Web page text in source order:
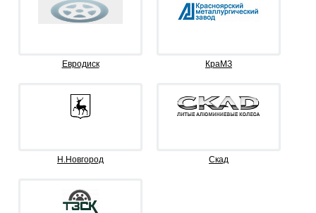
Евродиск КраМЗ
Н.Новгород Скад